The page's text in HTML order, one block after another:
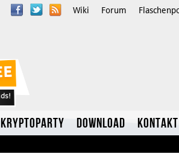
Wiki Forum
Kryptoparty Download Kontakt